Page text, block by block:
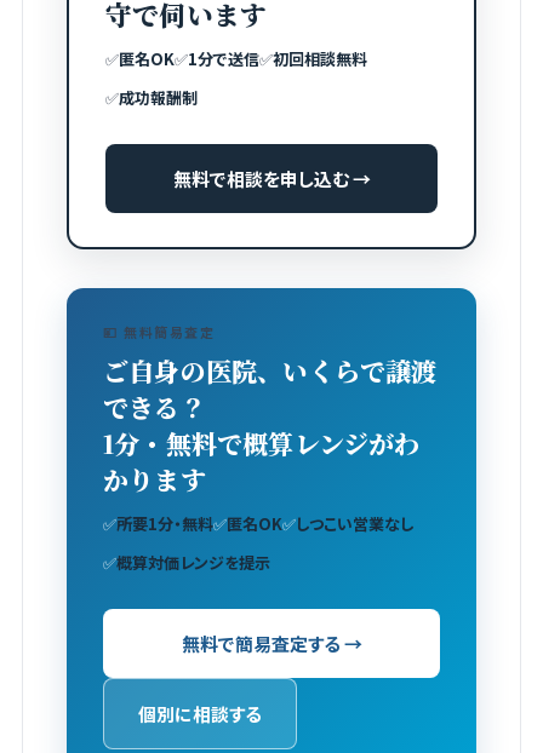
守で伺います
✅匿名OK✅1分で送信✅初回相談無料
✅成功報酬制
無料で相談を申し込む →
💴 無料簡易査定
ご自身の医院、いくらで譲渡
できる？
1分・無料で概算レンジがわ
かります
✅所要1分・無料✅匿名OK✅しつこい営業なし
✅概算対価レンジを提示
無料で簡易査定する →
個別に相談する